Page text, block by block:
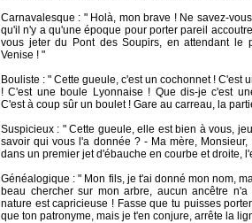
Carnavalesque : " Holà, mon brave ! Ne savez-
qu'il n'y a qu'une époque pour porter pareil
vous jeter du Pont des Soupirs, en attendant le
Venise ! "
Bouliste : " Cette gueule, c'est un cochonnet ! C'est
! C'est une boule Lyonnaise ! Que dis-je c'est
C'est à coup sûr un boulet ! Gare au carreau, la
Suspicieux : " Cette gueule, elle est bien à vous,
savoir qui vous l'a donnée ? - Ma mère,
dans un premier jet d'ébauche en courbe et droite,
Généalogique : " Mon fils, je t'ai donné mon nom,
beau chercher sur mon arbre, aucun ancêtre
nature est capricieuse ! Fasse que tu puisses
que ton patronyme, mais je t'en conjure, arrête la